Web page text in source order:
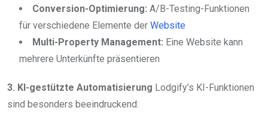
Conversion-Optimierung: A/B-Testing-Funktionen
für verschiedene Elemente der Website
Multi-Property Management: Eine Website kann
mehrere Unterkünfte präsentieren
3. KI-gestützte Automatisierung Lodgify’s KI-Funktionen
sind besonders beeindruckend: